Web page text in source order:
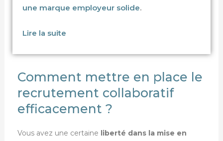
une marque employeur solide.
Lire la suite
Comment mettre en place le
recrutement collaboratif
efficacement ?
Vous avez une certaine liberté dans la mise en